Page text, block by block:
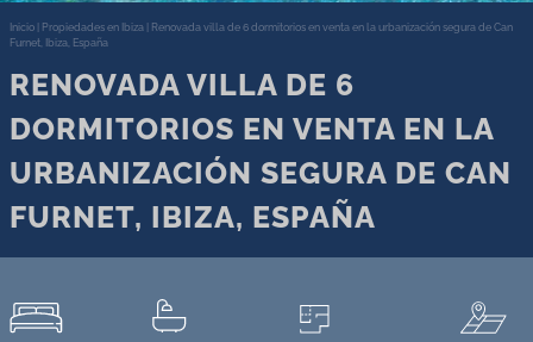
Inicio Propiedades en Ibiza
Renovada villa de 6 dormitorios en venta en la urbanización segura de Can
Furnet, Ibiza, España
RENOVADA VILLA DE 6
DORMITORIOS EN VENTA EN LA
URBANIZACIÓN SEGURA DE CAN
FURNET, IBIZA, ESPAÑA